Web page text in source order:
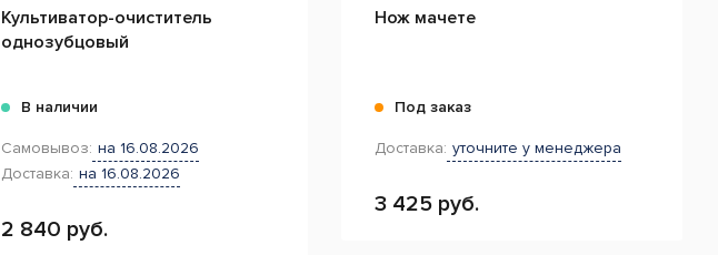
Культиватор-очиститель
однозубцовый
В наличии
Самовывоз: на 16.08.2026
Доставка: на 16.08.2026
2 840 руб.
Нож мачете
Под заказ
Доставка: уточните у менеджера
3 425 руб.